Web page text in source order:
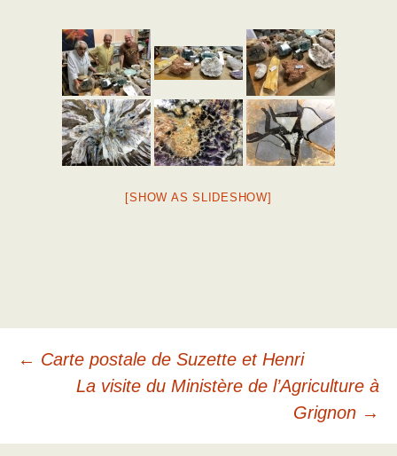
[SHOW AS SLIDESHOW]
Navigation
← Carte postale de Suzette et Henri
La visite du Ministère de l’Agriculture à
Grignon →